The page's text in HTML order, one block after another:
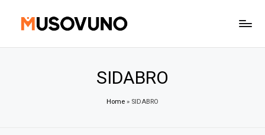
SIDABRO
Home » SIDABRO